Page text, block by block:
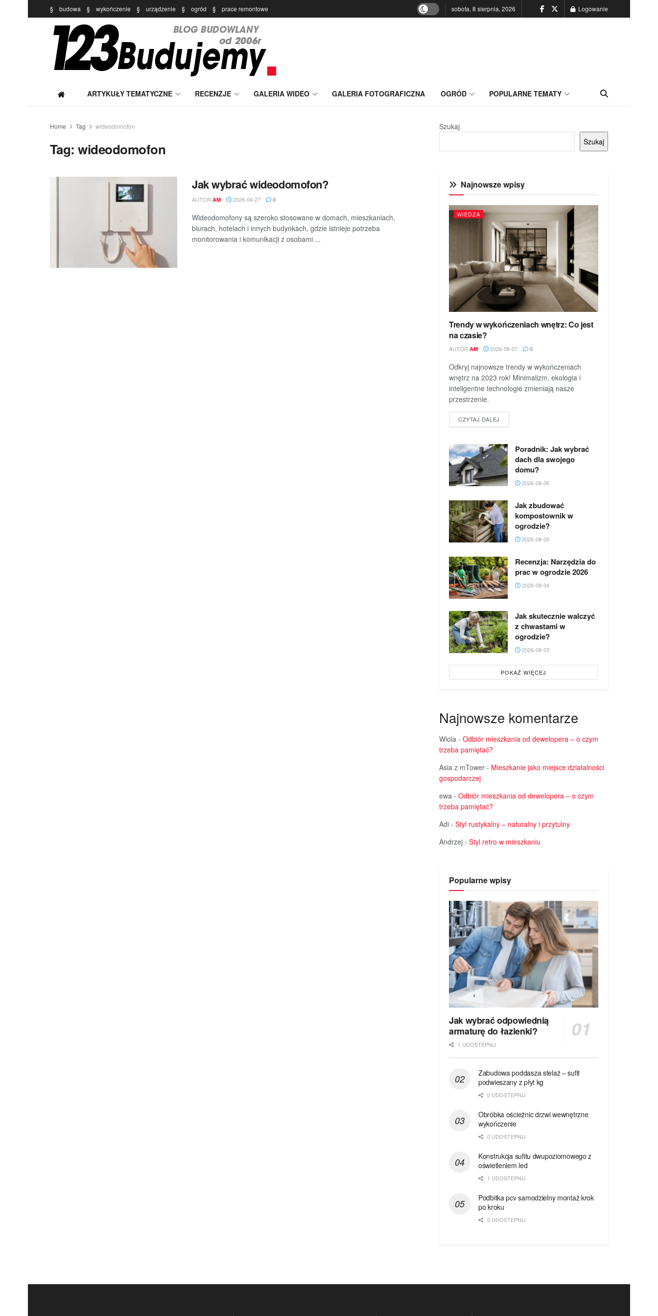
§ budowa § wykończenie § urządzenie § ogród § prace remontowe sobota, 8 sierpnia, 2026 Logowanie
ARTYKUŁY TEMATYCZNE RECENZJE GALERIA WIDEO GALERIA FOTOGRAFICZNA OGRÓD POPULARNE TEMATY
Home Tag wideodomofon
Tag:wideodomofon
Jak wybrać wideodomofon?
AUTOR AM 2026-04-27 0
Wideodomofony są szeroko stosowane w domach, mieszkaniach,
biurach, hotelach i innych budynkach, gdzie istnieje potrzeba
monitorowania i komunikacji z osobami ...
Szukaj
Szukaj
Najnowsze wpisy
WIEDZA
Trendy w wykończeniach wnętrz: Co jest
na czasie?
AUTOR AM 2026-08-07 0
Odkryj najnowsze trendy w wykończeniach
wnętrz na 2023 rok! Minimalizm, ekologia i
inteligentne technologie zmieniają nasze
przestrzenie.
CZYTAJ DALEJ
Poradnik: Jak wybrać
dach dla swojego
domu?
2026-08-06
Jak zbudować
kompostownik w
ogrodzie?
2026-08-05
Recenzja: Narzędzia do
prac w ogrodzie 2026
2026-08-04
Jak skutecznie walczyć
z chwastami w
ogrodzie?
2026-08-03
POKAŻ WIĘCEJ
Najnowsze komentarze
Wiola - Odbiór mieszkania od dewelopera – o czym
trzeba pamiętać?
Asia z mTower - Mieszkanie jako miejsce działalności
gospodarczej
ewa - Odbiór mieszkania od dewelopera – o czym
trzeba pamiętać?
Adi - Styl rustykalny – naturalny i przytulny
Andrzej - Styl retro w mieszkaniu
Popularne wpisy
Jak wybrać odpowiednią
armaturę do łazienki?
1 UDOSTEPNIJ
Zabudowa poddasza stelaż – sufit
podwieszany z płyt kg
0 UDOSTEPNIJ
Obróbka ościeżnic drzwi wewnętrzne
wykończenie
0 UDOSTEPNIJ
Konstrukcja sufitu dwupoziomowego z
oświetleniem led
1 UDOSTEPNIJ
Podbitka pcv samodzielny montaż krok
po kroku
0 UDOSTEPNIJ